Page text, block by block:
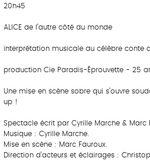
20h45
ALICE de l’autre côté du monde
interprétation musicale du célèbre conte
production Cie Paradis-Éprouvette - 25
Une mise en scène sobre qui s’ouvre
up !
Spectacle écrit par Cyrille Marche & Marc
Musique : Cyrille Marche.
Mise en scène : Marc Fauroux.
Direction d’acteurs et éclairages :